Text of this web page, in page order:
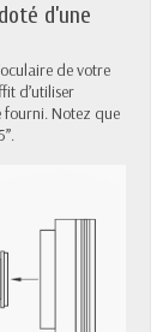
d’une
de votre
d’utiliser
fourni. Notez que